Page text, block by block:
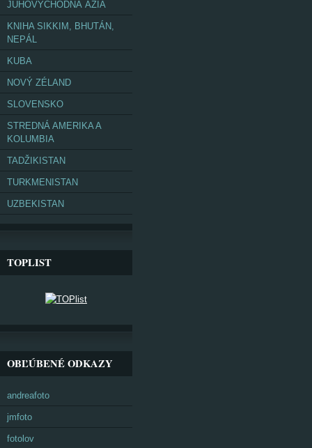
JUHOVÝCHODNÁ ÁZIA
KNIHA SIKKIM, BHUTÁN,
NEPÁL
KUBA
NOVÝ ZÉLAND
SLOVENSKO
STREDNÁ AMERIKA A
KOLUMBIA
TADŽIKISTAN
TURKMENISTAN
UZBEKISTAN
TOPLIST
OBĽÚBENÉ ODKAZY
andreafoto
jmfoto
fotolov